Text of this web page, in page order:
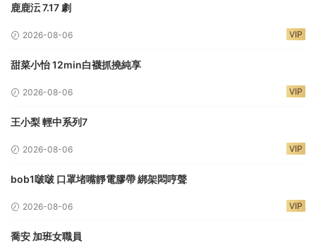
鹿鹿沄 7.17 劇
2026-08-06 VIP
甜菜小怡 12min白襪抓撓純享
2026-08-06 VIP
王小梨 輕中系列7
2026-08-06 VIP
bob1啵啵 口罩堵嘴靜電膠帶 綁架悶哼聲
2026-08-06 VIP
喬安 加班女職員